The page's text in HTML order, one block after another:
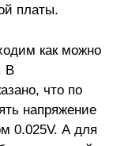
платы.
как можно
В
что по
напряжение
0.025V. А для